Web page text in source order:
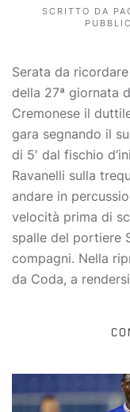
SCRITTO DA
Serata da
della 27ª giornata
Cremonese il
gara segnando il
di 5′ dal fischio
Ravanelli sulla
andare in
velocità prima di
spalle del portiere
compagni. Nella
da Coda, a